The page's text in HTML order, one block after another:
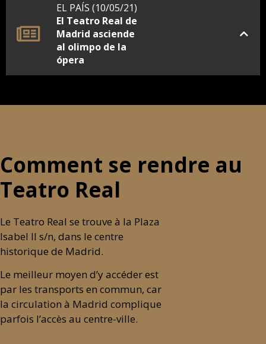
EL PAÍS (10/05/21)
El Teatro Real de
Madrid asciende
al olimpo de la
ópera
Comment se rendre au
Teatro Real
Le Teatro Real se trouve à la Plaza
Isabel II s/n, dans le centre
historique de Madrid.
Le meilleur moyen d’y accéder est
par les transports en commun, car
la circulation à Madrid complique
parfois l’accès au centre-ville.